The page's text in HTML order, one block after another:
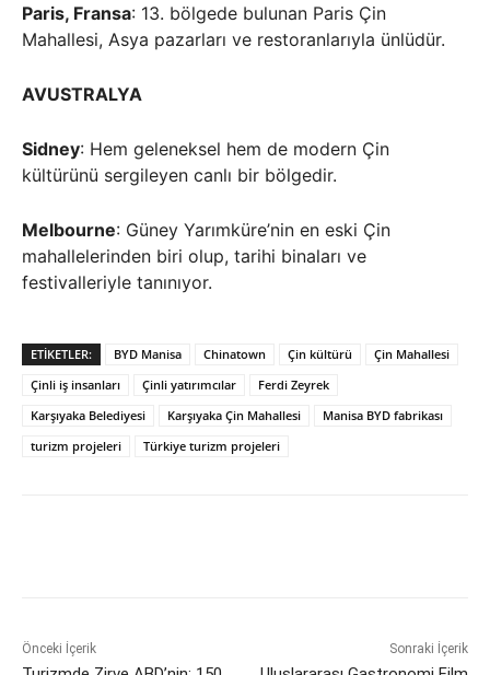
Paris, Fransa: 13. bölgede bulunan Paris Çin
Mahallesi, Asya pazarları ve restoranlarıyla ünlüdür.
AVUSTRALYA
Sidney: Hem geleneksel hem de modern Çin
kültürünü sergileyen canlı bir bölgedir.
Melbourne: Güney Yarımküre’nin en eski Çin
mahallelerinden biri olup, tarihi binaları ve
festivalleriyle tanınıyor.
ETIKETLER: BYD Manisa Chinatown Çin kültürü
Çin Mahallesi
Çinli iş insanları
Çinli yatırımcılar
Ferdi Zeyrek
Karşıyaka Belediyesi
Karşıyaka Çin Mahallesi
Manisa BYD fabrikası
turizm projeleri
Türkiye turizm projeleri
Önceki İçerik Sonraki İçerik